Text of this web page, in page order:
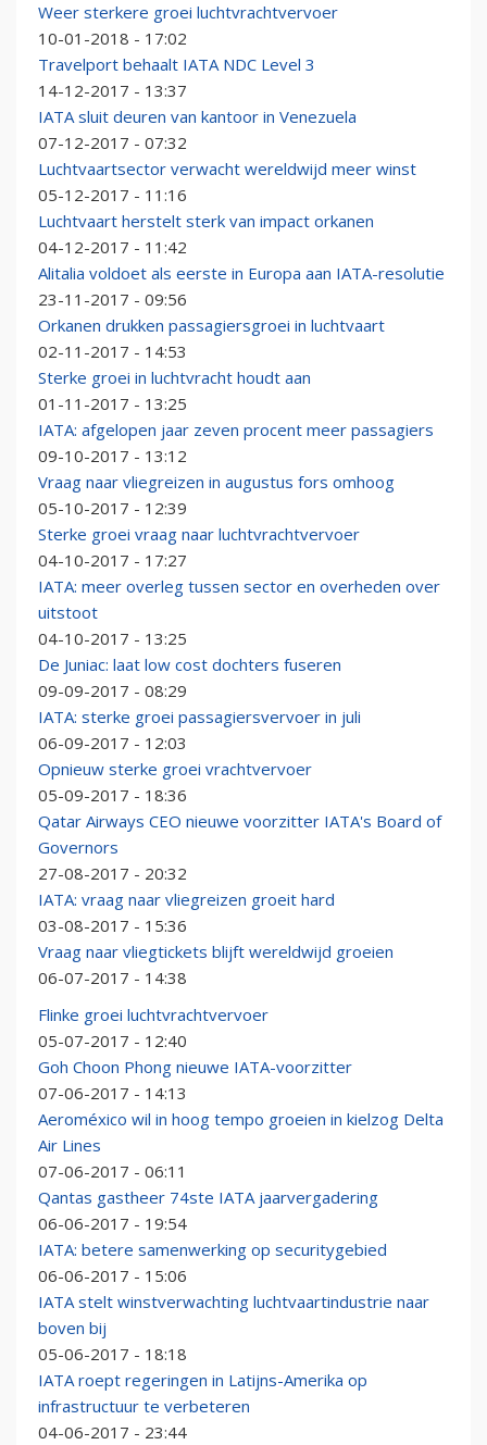
Weer sterkere groei luchtvrachtvervoer
10-01-2018 - 17:02
Travelport behaalt IATA NDC Level 3
14-12-2017 - 13:37
IATA sluit deuren van kantoor in Venezuela
07-12-2017 - 07:32
Luchtvaartsector verwacht wereldwijd meer winst
05-12-2017 - 11:16
Luchtvaart herstelt sterk van impact orkanen
04-12-2017 - 11:42
Alitalia voldoet als eerste in Europa aan IATA-resolutie
23-11-2017 - 09:56
Orkanen drukken passagiersgroei in luchtvaart
02-11-2017 - 14:53
Sterke groei in luchtvracht houdt aan
01-11-2017 - 13:25
IATA: afgelopen jaar zeven procent meer passagiers
09-10-2017 - 13:12
Vraag naar vliegreizen in augustus fors omhoog
05-10-2017 - 12:39
Sterke groei vraag naar luchtvrachtvervoer
04-10-2017 - 17:27
IATA: meer overleg tussen sector en overheden over
uitstoot
04-10-2017 - 13:25
De Juniac: laat low cost dochters fuseren
09-09-2017 - 08:29
IATA: sterke groei passagiersvervoer in juli
06-09-2017 - 12:03
Opnieuw sterke groei vrachtvervoer
05-09-2017 - 18:36
Qatar Airways CEO nieuwe voorzitter IATA's Board of
Governors
27-08-2017 - 20:32
IATA: vraag naar vliegreizen groeit hard
03-08-2017 - 15:36
Vraag naar vliegtickets blijft wereldwijd groeien
06-07-2017 - 14:38
Flinke groei luchtvrachtvervoer
05-07-2017 - 12:40
Goh Choon Phong nieuwe IATA-voorzitter
07-06-2017 - 14:13
Aeroméxico wil in hoog tempo groeien in kielzog Delta
Air Lines
07-06-2017 - 06:11
Qantas gastheer 74ste IATA jaarvergadering
06-06-2017 - 19:54
IATA: betere samenwerking op securitygebied
06-06-2017 - 15:06
IATA stelt winstverwachting luchtvaartindustrie naar
boven bij
05-06-2017 - 18:18
IATA roept regeringen in Latijns-Amerika op
infrastructuur te verbeteren
04-06-2017 - 23:44